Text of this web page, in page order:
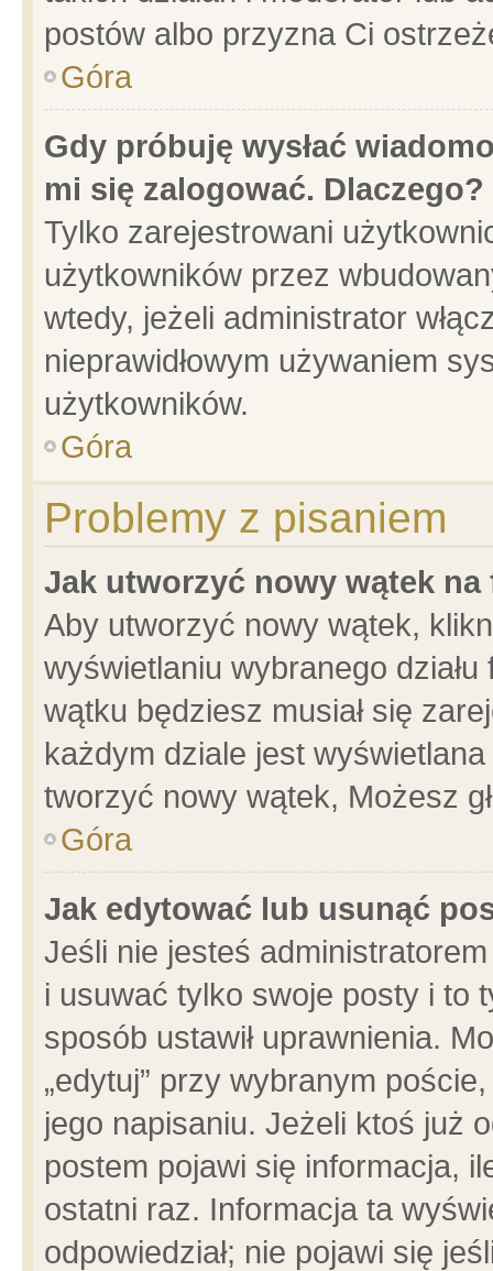
postów albo przyzna Ci
Góra
Gdy próbuję wysłać
mi się zalogować. Dlaczego?
Tylko zarejestrowani
użytkowników przez
wtedy, jeżeli administrator
nieprawidłowym używaniem
użytkowników.
Góra
Problemy z pisaniem
Jak utworzyć nowy wątek na
Aby utworzyć nowy wątek,
wyświetlaniu wybranego
wątku będziesz musiał się
każdym dziale jest
tworzyć nowy wątek, Możesz
Góra
Jak edytować lub usunąć
Jeśli nie jesteś
i usuwać tylko swoje posty i to
sposób ustawił uprawnienia.
„edytuj” przy wybranym
jego napisaniu. Jeżeli ktoś już
postem pojawi się informacja,
ostatni raz. Informacja ta
odpowiedział; nie pojawi się